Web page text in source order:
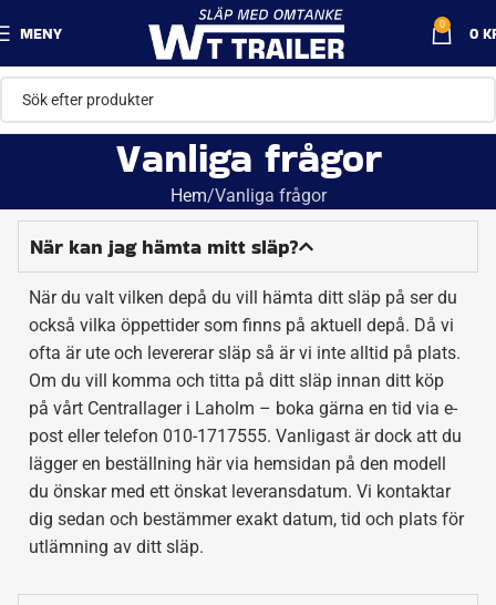
MENY 0 0
Vanliga frågor
Hem Vanliga frågor
När kan jag hämta mitt släp?
När du valt vilken depå du vill hämta ditt släp på ser du
också vilka öppettider som finns på aktuell depå. Då vi
ofta är ute och levererar släp så är vi inte alltid på plats.
Om du vill komma och titta på ditt släp innan ditt köp
på vårt Centrallager i Laholm – boka gärna en tid via e-
post eller telefon 010-1717555. Vanligast är dock att du
lägger en beställning här via hemsidan på den modell
du önskar med ett önskat leveransdatum. Vi kontaktar
dig sedan och bestämmer exakt datum, tid och plats för
utlämning av ditt släp.